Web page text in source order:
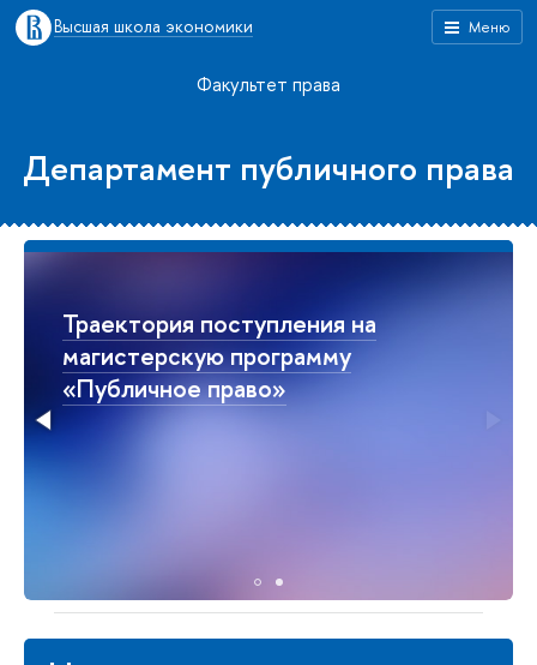
Меню
Высшая школа экономики
Факультет права
Департамент публичного права
Траектория поступления на
магистерскую программу
«Публичное право»